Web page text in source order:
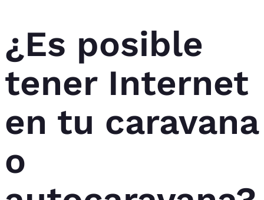
¿Es posible
tener Internet
en tu caravana
o